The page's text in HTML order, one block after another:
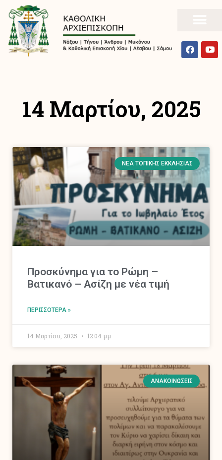
14 Μαρτίου, 2025
ΝΈΑ ΤΟΠΙΚΉΣ ΕΚΚΛΗΣΊΑΣ
Προσκύνημα για το Ρώμη –
Βατικανό – Ασίζη με νέα τιμή
ΠΕΡΙΣΣΌΤΕΡΑ »
14 Μαρτίου, 2025 12:04 μμ
ΑΝΑΚΟΙΝΏΣΕΙΣ